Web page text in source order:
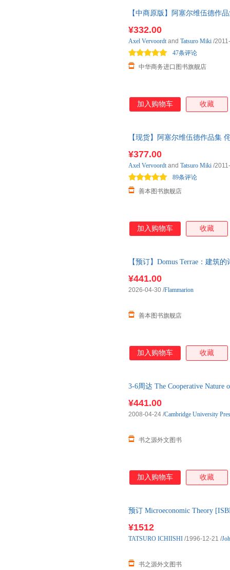
【中商原版】阿塞尔维伍德作
¥332.00
中华商务进口图书旗舰店
47条评论
Axel Vervoordtand Tatsuro Miki /
加入购物车 收藏
【现货】阿塞尔维伍德作品集
¥377.00
善本图书旗舰店
89条评论
Axel Vervoordtand Tatsuro Miki /
加入购物车 收藏
【预订】Domus Terrae：建筑
¥441.00
善本图书旗舰店
2026-04-30 /Flammarion
加入购物车 收藏
3-6周达 The Cooperative Nature
¥441.00
书之源外文图书
2008-04-24 /Cambridge University
加入购物车 收藏
预订 Microeconomic Theory
¥1512
书之源外文图书
TATSURO ICHIISHI /1996-12-21 /